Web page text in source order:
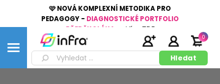
🩷 NOVÁ KOMPLEXNÍ METODIKA PRO
PEDAGOGY - DIAGNOSTICKÉ PORTFOLIO
PŘEDŠKOLÁKA
Více ZDE
0